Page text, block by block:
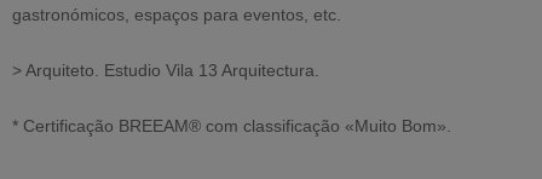
gastronómicos, espaços para eventos, etc.
> Arquiteto. Estudio Vila 13 Arquitectura.
* Certificação BREEAM® com classificação «Muito Bom».